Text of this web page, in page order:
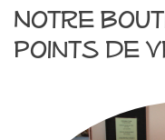
Notre
points de